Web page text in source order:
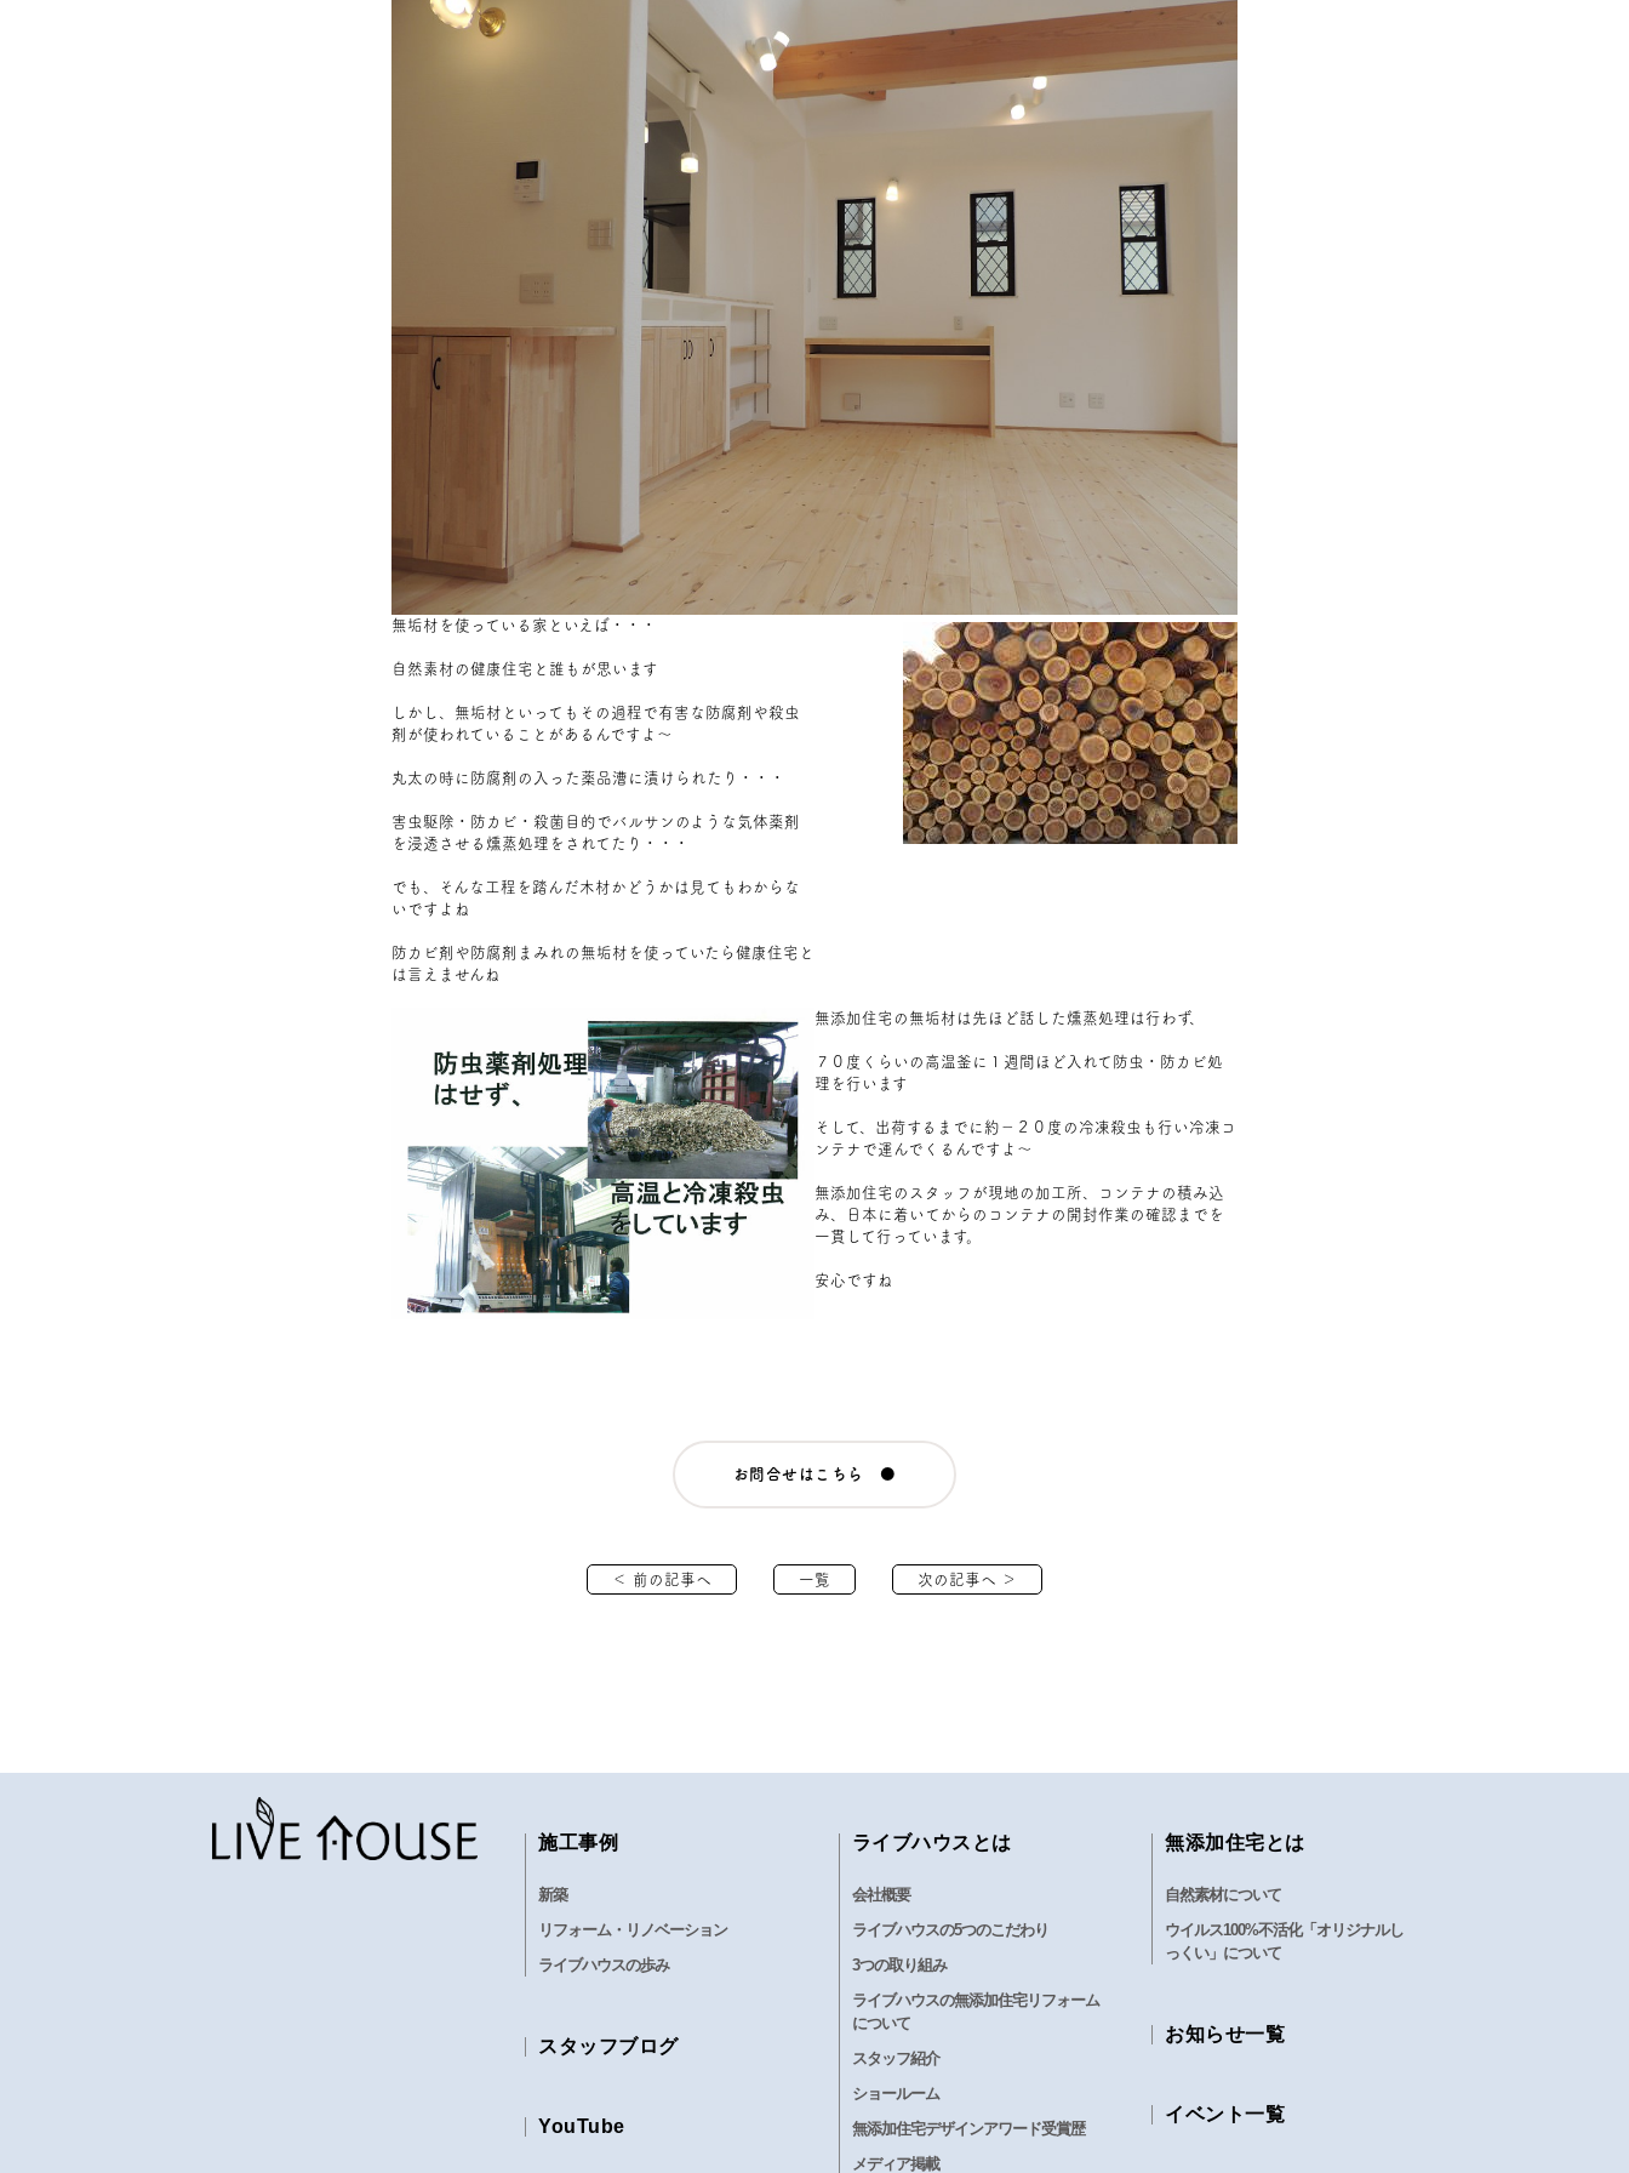
無垢材を使っている家といえば・・・
自然素材の健康住宅と誰もが思います
しかし、無垢材といってもその過程で有害な防腐剤や殺虫
剤が使われていることがあるんですよ～
丸太の時に防腐剤の入った薬品漕に漬けられたり・・・
害虫駆除・防カビ・殺菌目的でバルサンのような気体薬剤
を浸透させる燻蒸処理をされてたり・・・
でも、そんな工程を踏んだ木材かどうかは見てもわからな
いですよね
防カビ剤や防腐剤まみれの無垢材を使っていたら健康住宅 と
は言えませんね
無添加住宅の無垢材は先ほど話した燻蒸処理は行わず、
７０度くらいの高温釜に１週間ほど入れて防虫・防カビ処
理を行います
そして、出荷するまでに約－２０度の冷凍殺虫も行い冷凍コ
ンテナで運んでくるんですよ～
無添加住宅のスタッフが現地の加工所、コンテナの積み込
み、日本に着いてからのコンテナの開封作業の確認までを
一貫して行っています。
安心ですね
お問合せはこちら ●
＜ 前の記事へ 一覧 次の記事へ ＞
施工事例
新築
リフォーム・リノベーション
ライブハウスの歩み
スタッフブログ
YouTube
ライブハウスとは
会社概要
ライブハウスの5つのこだわり
3つの取り組み
ライブハウスの無添加住宅リフォーム
について
スタッフ紹介
ショールーム
無添加住宅デザインアワード受賞歴
メディア掲載
無添加住宅とは
自然素材について
ウイルス100%不活化「オリジナルし
っくい」について
お知らせ一覧
イベント一覧